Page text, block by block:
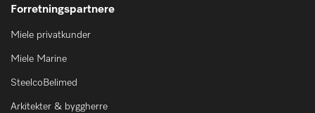
Forretningspartnere
Miele privatkunder
Miele Marine
SteelcoBelimed
Arkitekter & byggherre